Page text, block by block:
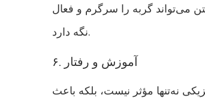
می‌تواند گربه را سرگرم و فعال
نگه دارد.
۶. آموزش و رفتار
نه‌تنها مؤثر نیست، بلکه باعث